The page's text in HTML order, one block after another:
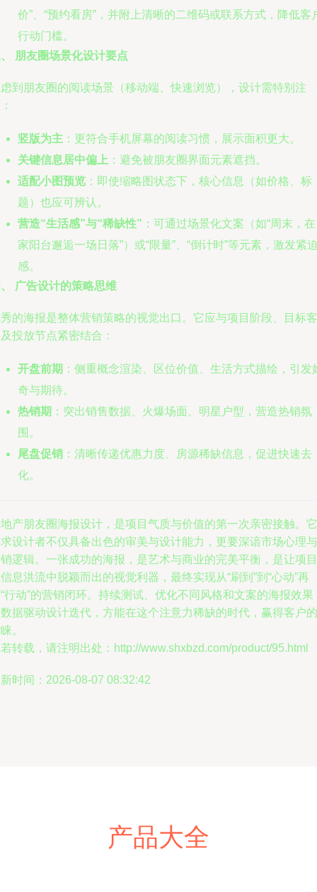
价”、“预约看房”，并附上清晰的二维码或联系方式，降低客
行动门槛。
朋友圈场景化设计要点
到朋友圈的阅读场景（移动端、快速浏览），设计需特别注
竖版为主 ：更符合手机屏幕的阅读习惯，展示面积更大。
关键信息居中偏上 ：避免被朋友圈界面元素遮挡。
适配小图预览 ：即使缩略图状态下，核心信息（如价格、标
题）也应可辨认。
营造“生活感”与“稀缺性” ：可通过场景化文案（如“周末，
家阳台邂逅一场日落”）或“限量”、“倒计时”等元素，激发紧
感。
广告设计的策略思维
的海报是整体营销策略的视觉出口。它应与项目阶段、目标客
投放节点紧密结合：
开盘前期 ：侧重概念渲染、区位价值、生活方式描绘，引发
奇与期待。
热销期 ：突出销售数据、火爆场面、明星户型，营造热销氛
围。
尾盘促销 ：清晰传递优惠力度、房源稀缺信息，促进快速去
化。
产朋友圈海报设计，是项目气质与价值的第一次亲密接触。它
设计者不仅具备出色的审美与设计能力，更要深谙市场心理与
逻辑。一张成功的海报，是艺术与商业的完美平衡，是让项目
息洪流中脱颖而出的视觉利器，最终实现从“刷到”到“心动”再
行动”的营销闭环。持续测试、优化不同风格和文案的海报效果
据驱动设计迭代，方能在这个注意力稀缺的时代，赢得客户的
。
转载，请注明出处：http://www.shxbzd.com/product/95.html
时间：2026-08-07 08:32:42
产品大全